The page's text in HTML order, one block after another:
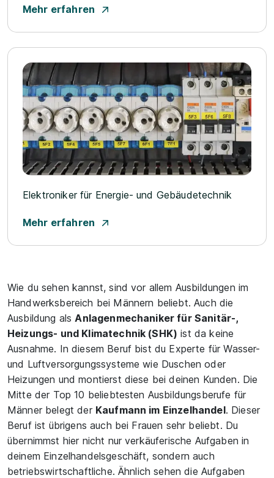
Mehr erfahren
Elektroniker für Energie- und Gebäudetechnik
Mehr erfahren
Wie du sehen kannst, sind vor allem Ausbildungen im
Handwerksbereich bei Männern beliebt. Auch die
Ausbildung alsAnlagenmechaniker für Sanitär-,
Heizungs- und Klimatechnik (SHK) ist da keine
Ausnahme. In diesem Beruf bist du Experte für Wasser-
und Luftversorgungssysteme wie Duschen oder
Heizungen und montierst diese bei deinen Kunden. Die
Mitte der Top 10 beliebtesten Ausbildungsberufe für
Männer belegt der Kaufmann im Einzelhandel. Dieser
Beruf ist übrigens auch bei Frauen sehr beliebt. Du
übernimmst hier nicht nur verkäuferische Aufgaben in
deinem Einzelhandelsgeschäft, sondern auch
betriebswirtschaftliche. Ähnlich sehen die Aufgaben